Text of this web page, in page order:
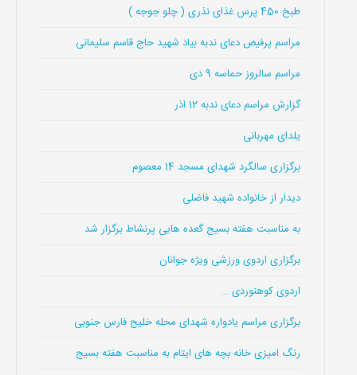
طبخ 450 پرس غذای نذری ( چلو جوجه )
مراسم پرفیض دعای ندبه بیاد شهید حاج قاسم سلیمانی
مراسم سالروز حماسه 9 دی
گزارش مراسم دعای ندبه 12 اذر
یلدای مهربانی
برگزاری سالگرد شهدای مسجد 14 معصوم
دیدار از خانواده شهید فاضلی
به مناسبت هفته بسیج گعده هایی پرنشاط برگزار شد
برگزاری اردوی ورزشی ویژه جوانان
اردوی کوهنوردی …
برگزاری مراسم یادواره شهدای محله خلیج فارس جنوبی
رنگ امیزی خانه بچه های ایتام به مناسبت هفته بسیج